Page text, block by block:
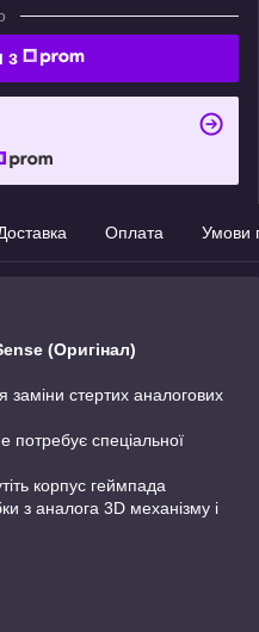
з
Оплата Умови
(Оригінал)
стертих аналогових
потребує спеціальної
корпус геймпада
з аналога 3D механізму і